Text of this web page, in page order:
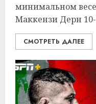
минимальном
Маккензи Дерн 10-
СМОТРЕТЬ ДАЛЕЕ